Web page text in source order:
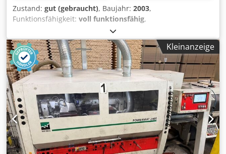
Zustand: gut (gebraucht), Baujahr: 2003,
Funktionsfähigkeit: voll funktionsfähig,
40 mm, Hobelbreite:
Arbeitshöhe:120 mm, Drehzahl (max.):6’000 U/min,
Ausstattung:Kabine, Typen: Profimat 26 ,Maschinen
nr:100272 Baujhare 2003 n 5-Spindel: U-L-R-O-U
Arbeitsbreite:20-230 mm Arbeites höhen:8-120 mm, mit
Rütransport Ahtue Neumann Dwjdoyq Ab Rjpfx Ah Nea
Kleinanzeige